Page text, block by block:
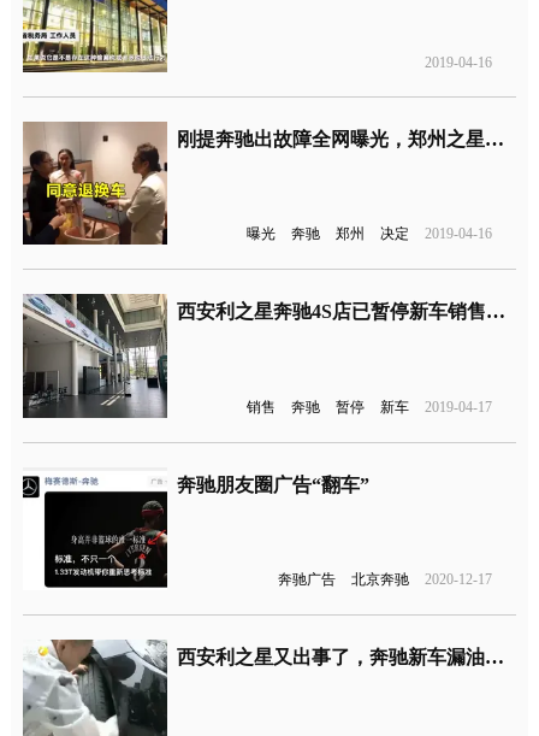
2019-04-16
刚提奔驰出故障全网曝光，郑州之星奔驰决定退车退款
曝光 奔驰 郑州 决定 2019-04-16
西安利之星奔驰4S店已暂停新车销售业务，展厅清空不许卖车
销售 奔驰 暂停 新车 2019-04-17
奔驰朋友圈广告“翻车”
奔驰广告 北京奔驰 2020-12-17
西安利之星又出事了，奔驰新车漏油直接退款要求客户签保密协议